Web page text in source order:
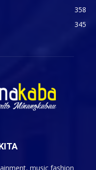
358
345
music fashion